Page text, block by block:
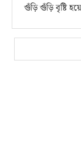
গুঁড়ি গুঁড়ি বৃষ্টি